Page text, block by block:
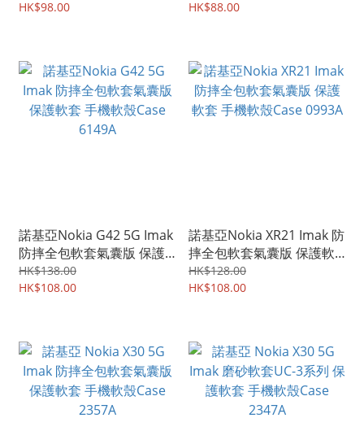
貼 2439A
HK$98.00
化玻璃膜 屏幕防爆保護貼
HK$88.00
諾基亞Nokia G42 5G Imak
防摔全包軟套氣囊版 保護
軟套 手機軟殼Case 6149A
HK$138.00
HK$108.00
諾基亞Nokia XR21 Imak 防
摔全包軟套氣囊版 保護軟
套 手機軟殼Case 0993A
HK$128.00
HK$108.00